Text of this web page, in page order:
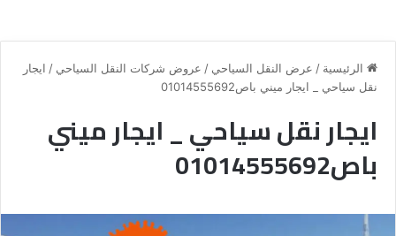
الرئيسية / عرض النقل السياحي / عروض شركات النقل السياحي / ايجار
نقل سياحي _ ايجار ميني باص01014555692
ايجار نقل سياحي _ ايجار ميني
باص01014555692